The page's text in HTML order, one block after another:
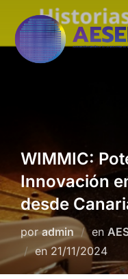
WIMMIC:
Innovación
desde
poradmin en
en21/11/2024